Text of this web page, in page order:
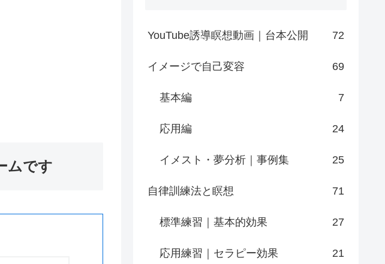
ムです
YouTube誘導瞑想動画｜台本公開 72
イメージで自己変容 69
基本編 7
応用編 24
イメスト・夢分析｜事例集 25
自律訓練法と瞑想 71
標準練習｜基本的効果 27
応用練習｜セラピー効果 21